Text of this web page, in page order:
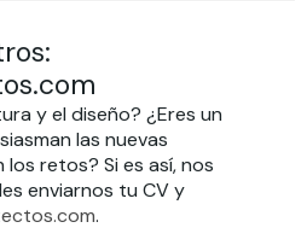
y el diseño? ¿Eres un
las nuevas
retos? Si es así, nos
enviarnos tu CV y
.